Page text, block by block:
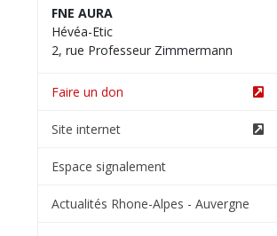
FNE AURA
Hévéa-Etic
2, rue Professeur Zimmermann
Faire un don
Site internet
Espace signalement
Actualités Rhone-Alpes - Auvergne